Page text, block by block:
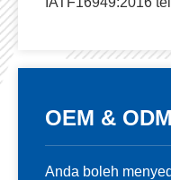
OEM & ODM
Anda boleh